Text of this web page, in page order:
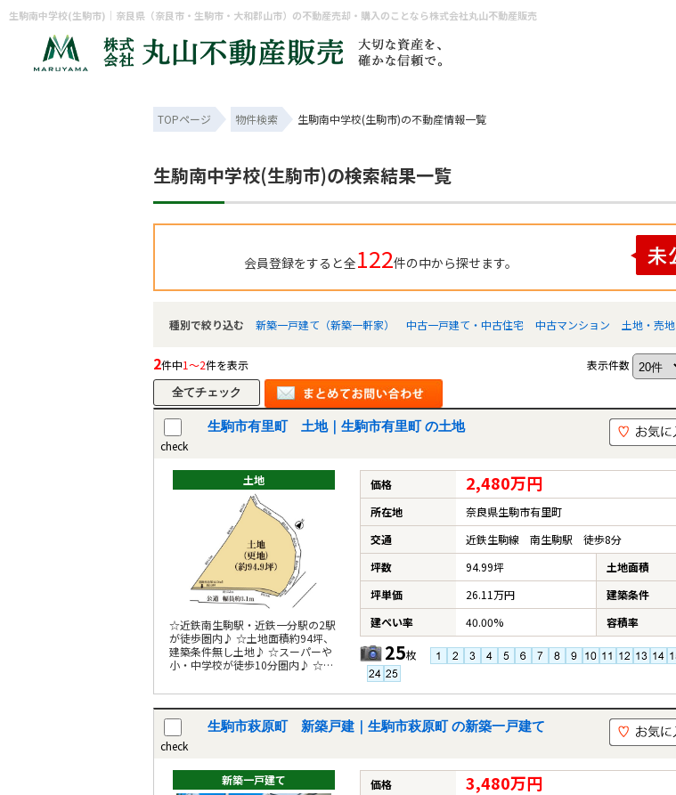
生駒南中学校(生駒市)｜奈良県（奈良市・生駒市・大和郡山市）の不動産売却・購入のことなら株式会社丸山不動産販売
TOPページ 物件検索 生駒南中学校(生駒市)の不動産情報一覧
生駒南中学校(生駒市)の検索結果一覧
会員登録をすると全122件の中から探せます。
種別で絞り込む 新築一戸建て（新築一軒家） 中古一戸建て・中古住宅 中古マンション 土地・売地
2件中1～2件を表示 表示件数
check
生駒市有里町 土地｜生駒市有里町 の土地
土地
☆近鉄南生駒駅・近鉄一分駅の2駅
が徒歩圏内♪ ☆土地面積約94坪、
建築条件無し土地♪ ☆スーパーや
小・中学校が徒歩10分圏内♪ ☆南
価格 2,480万円
所在地
奈良県生駒市有里町
交通
近鉄生駒線 南生駒駅 徒歩8分
坪数
94.99坪 土地面積
坪単価
26.11万円
建築条件
建ぺい率
40.00% 容積率
25枚
check
生駒市萩原町 新築戸建｜生駒市萩原町 の新築一戸建て
新築一戸建て 価格 3,480万円